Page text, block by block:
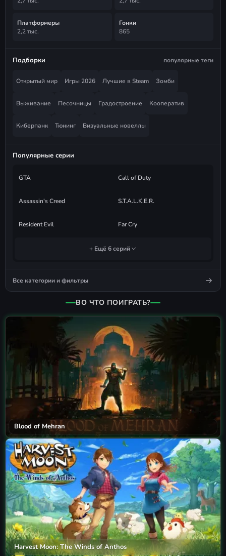
Платформеры
2,2 тыс.
Гонки
865
Подборки популярные теги
Открытый мир Игры 2026 Лучшие в Steam Зомби
Выживание Песочницы Градостроение Кооператив
Киберпанк Тюнинг Визуальные новеллы
Популярные серии
GTA Call of Duty
Assassin's Creed S.T.A.L.K.E.R.
Resident Evil Far Cry
+ Ещё 6 серий
Все категории и фильтры
ВО ЧТО ПОИГРАТЬ?
Blood of Mehran
Harvest Moon: The Winds of Anthos